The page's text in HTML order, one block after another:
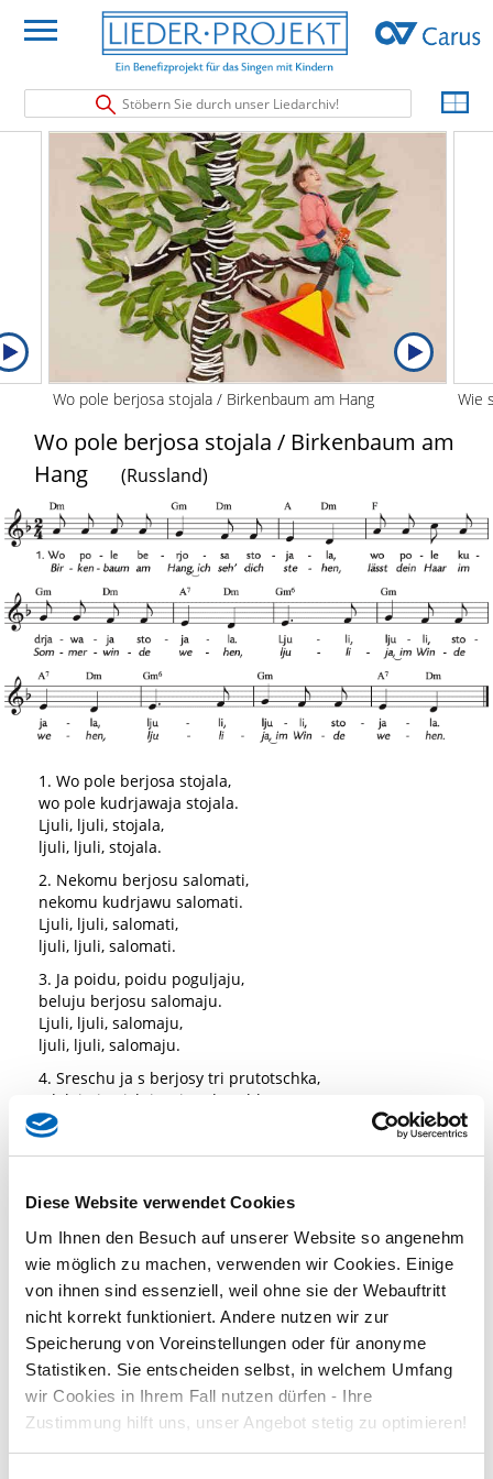
Diese Website verwendet Cookies
Um Ihnen den Besuch auf unserer Website so angenehm
wie möglich zu machen, verwenden wir Cookies. Einige
von ihnen sind essenziell, weil ohne sie der Webauftritt
nicht korrekt funktioniert. Andere nutzen wir zur
Speicherung von Voreinstellungen oder für anonyme
Statistiken. Sie entscheiden selbst, in welchem Umfang
wir Cookies in Ihrem Fall nutzen dürfen - Ihre
Zustimmung hilft uns, unser Angebot stetig zu optimieren!
Stöbern Sie durch unser Liedarchiv!
Wo pole berjosa stojala / Birkenbaum am Hang Wie
Wo pole berjosa stojala / Birkenbaum am
Hang
(Russland)
1. Wo pole berjosa stojala,
wo pole kudrjawaja stojala.
Ljuli, ljuli, stojala,
ljuli, ljuli, stojala.
2. Nekomu berjosu salomati,
nekomu kudrjawu salomati.
Ljuli, ljuli, salomati,
ljuli, ljuli, salomati.
3. Ja poidu, poidu poguljaju,
beluju berjosu salomaju.
Ljuli, ljuli, salomaju,
ljuli, ljuli, salomaju.
4. Sreschu ja s berjosy tri prutotschka,
sdelaju is nich ja tri gudotschka.
Ljuli, ljuli, tri gudotschka,
a tschetwjortuju – balalaiku.
ljuli, ljuli, balalaiku.
6. Stanu w balalaiku igrati,
stanu w balalaiku igrati.
Ljuli, ljuli, igrati,
ljuli, ljuli, igrati.
1. Birkenbaum am Hang, ich seh dich stehen,
lässt dein Haar im Sommerwinde wehen,
ljulija, im Winde wehen.